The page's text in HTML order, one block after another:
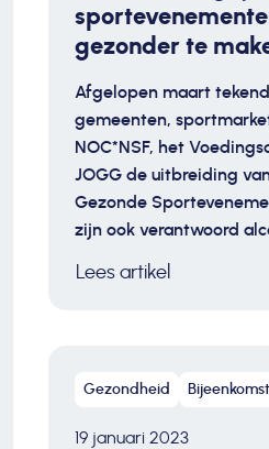
gezonder te
Afgelopen maart
gemeenten,
NOC*NSF, het
JOGG de uitbreiding
Gezonde
zijn ook verantwoord
Lees artikel
Gezondheid Bijeenkomst
19 januari 2023